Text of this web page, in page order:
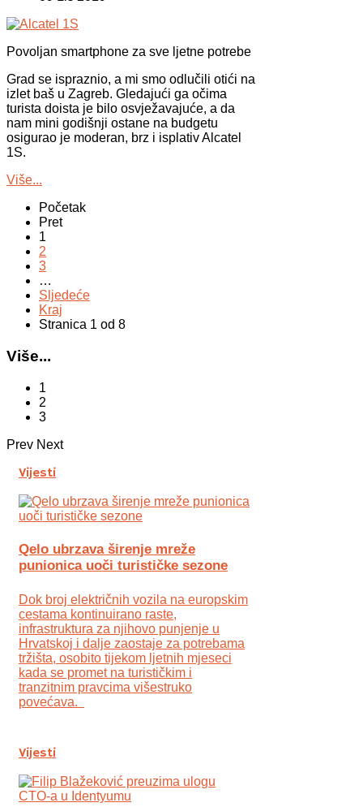
Povoljan smartphone za sve ljetne potrebe
Grad se ispraznio, a mi smo odlučili otići na
izlet baš u Zagreb. Gledajući ga očima
turista doista je bilo osvježavajuće, a da
nam mini godišnji ostane na budgetu
osigurao je moderan, brz i isplativ Alcatel
1S.
Više...
Početak
Pret
1
2
3
…
Sljedeće
Kraj
Stranica 1 od 8
Više...
1
2
3
Prev Next
Vijesti
Qelo ubrzava širenje mreže
punionica uoči turističke sezone
Dok broj električnih vozila na europskim
cestama kontinuirano raste,
infrastruktura za njihovo punjenje u
Hrvatskoj i dalje zaostaje za potrebama
tržišta, osobito tijekom ljetnih mjeseci
kada se promet na turističkim i
tranzitnim pravcima višestruko
povećava.
Vijesti